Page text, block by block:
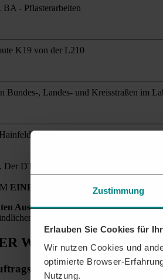
Zustimmung
Erlauben Sie Cookies für
Wir nutzen Cookies und
optimierte Browser-
Nutzung.
BA - Pflasterarbeiten
K19 von der L210
Bundes-, Landes- und Kreisstraßen im
Der DTAD findet täglich
EINE SICHERE LÖSUNG
Ausschreibungen und Aufträge
Testzugang an und wir
WEGZU NEUEN